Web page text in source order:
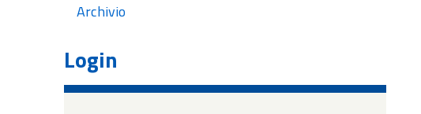
Archivio
Login